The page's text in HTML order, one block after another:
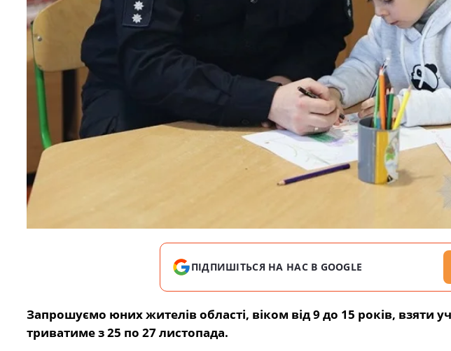
ПІДПИШІТЬСЯ НА НАС В GOOGLE
Запрошуємо юних жителів області, віком від 9 до 15 років, взяти
триватиме з 25 по 27 листопада.